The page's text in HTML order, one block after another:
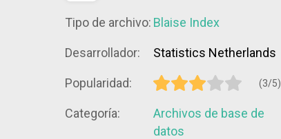
Tipo de archivo: Blaise Index
Desarrollador: Statistics Netherlands
Popularidad: (3/5)
Categoría:
Archivos de base de
datos